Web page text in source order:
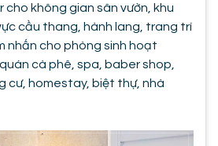
cho không gian sân vườn, khu
cầu thang, hành lang, trang trí
nhấn cho phòng sinh hoạt
cà phê, spa, baber shop,
cư, homestay, biệt thự, nhà